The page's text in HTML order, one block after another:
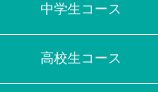
中学生コース
高校生コース